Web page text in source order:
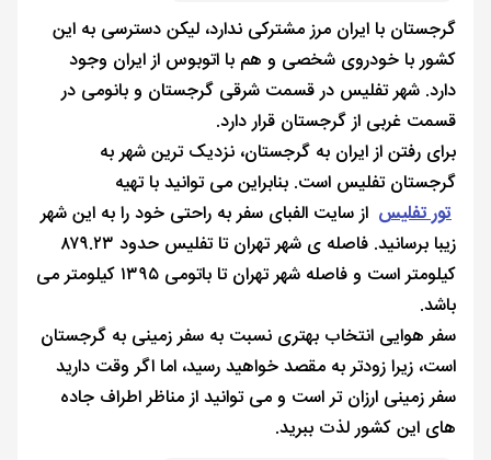
گرجستان با ایران مرز مشترکی ندارد، لیکن دسترسی به این
کشور با خودروی شخصی و هم با اتوبوس از ایران وجود
دارد. شهر تفلیس در قسمت شرقی گرجستان و بانومی در
قسمت غربی از گرجستان قرار دارد.
برای رفتن از ایران به گرجستان، نزدیک ترین شهر به
گرجستان تفلیس است. بنابراین می توانید با تهیه
تور تفلیس از سایت الفبای سفر به راحتی خود را به این شهر
زیبا برسانید. فاصله ی شهر تهران تا تفلیس حدود ۸۷۹.۲۳
کیلومتر است و فاصله شهر تهران تا باتومی ۱۳۹۵ کیلومتر می‌
باشد.
سفر هوایی انتخاب بهتری نسبت به سفر زمینی به گرجستان
است، زیرا زودتر به مقصد خواهید رسید، اما اگر وقت دارید
سفر زمینی ارزان تر است و می توانید از مناظر اطراف جاده
های این کشور لذت ببرید.